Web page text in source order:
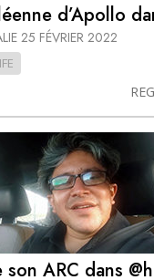
d’Apollo
25 FÉVRIER 2022
ARC dans